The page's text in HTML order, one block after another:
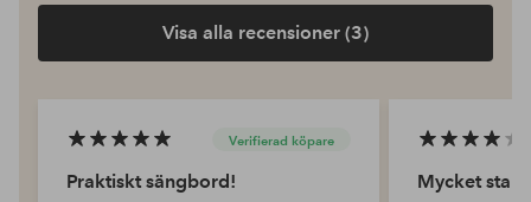
Visa alla recensioner (3)
Verifierad köpare
Praktiskt sängbord! Mycket